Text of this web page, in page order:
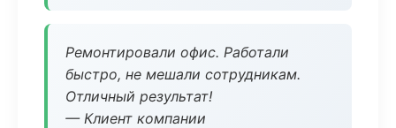
Ремонтировали офис. Работали
быстро, не мешали сотрудникам.
Отличный результат!
— Клиент компании